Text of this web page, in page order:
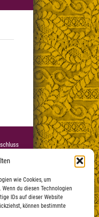
wie Cookies, um
du diesen Technologien
IDs auf dieser Website
können bestimmte